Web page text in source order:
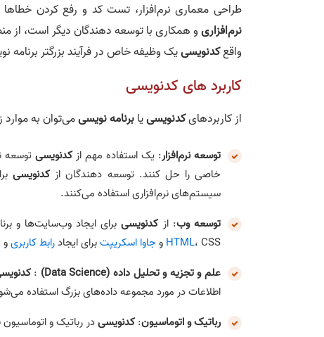
طراحی معماری نرم‌افزار، تست کد و رفع کردن
نرم‌افزاریو همکاری با توسعه دهندگان دیگر است، از
واقعکدنویسییک وظیفه خاص در فرآیند بزرگتر برنامه
کاربرد های کدنویسی
از کاربردهایکدنویسییابرنامه نویسیمی‌توان به موارد
توسعه نرم‌افزار: یک استفاده مهم ازکدنویسی توسعه
خاصی را حل کنند. توسعه دهندگان ازکدنویسی
سیستم‌های نرم‌افزاری استفاده می‌کنند.
توسعه وب: ازکدنویسیبرای ایجاد وب‌سایت‌ها و
HTML، CSS و جاوا اسکریپتبرای ایجادرابط کاربریو
علم و تجزیه و تحلیل داده (Data Science)
:
اطلاعات در مورد مجموعه داده‌های بزرگ استفاده
رباتیک و اتوماسیون:کدنویسیدر رباتیک و